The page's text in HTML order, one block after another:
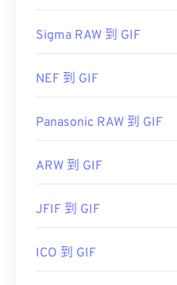
Sigma RAW 到 GIF
NEF 到 GIF
Panasonic RAW 到 GIF
ARW 到 GIF
JFIF 到 GIF
ICO 到 GIF